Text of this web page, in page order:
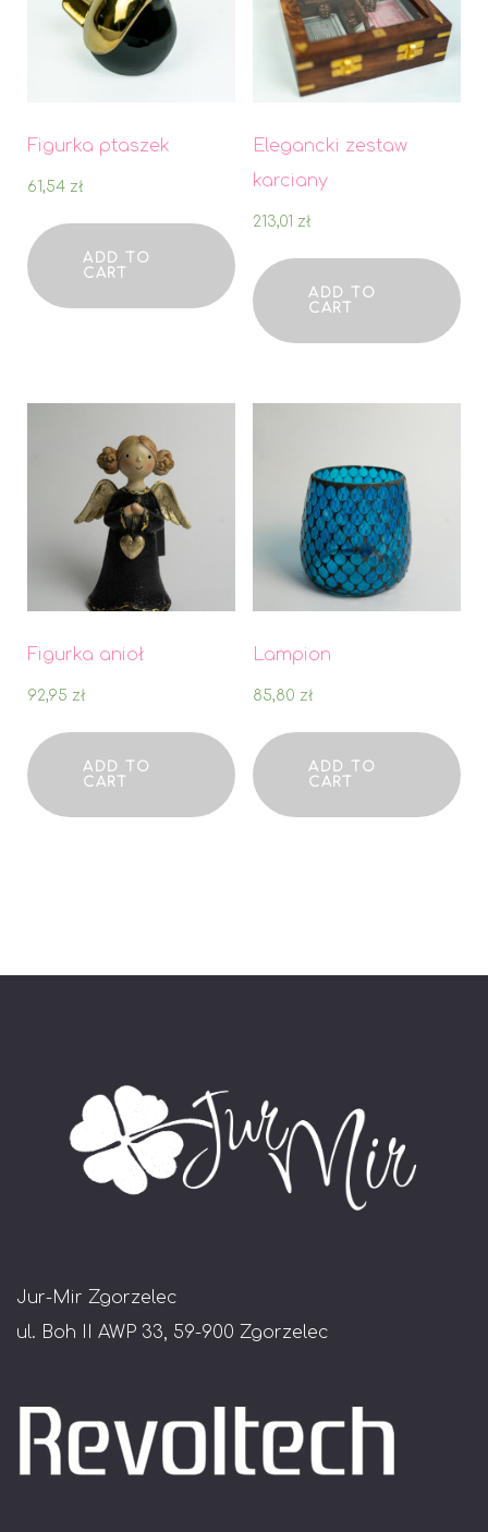
Figurka ptaszek
61,54 zł
ADD TO
CART
Elegancki zestaw
karciany
213,01 zł
ADD TO
CART
Figurka anioł
92,95 zł
ADD TO
CART
Lampion
85,80 zł
ADD TO
CART
Jur-Mir Zgorzelec
ul. Boh II AWP 33, 59-900 Zgorzelec